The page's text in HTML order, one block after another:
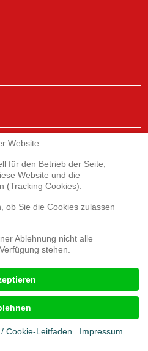
Website.
für den Betrieb der Seite,
Website und die
(Tracking Cookies).
ob Sie die Cookies zulassen
Ablehnung nicht alle
stehen.
Cookie-Leitfaden Impressum